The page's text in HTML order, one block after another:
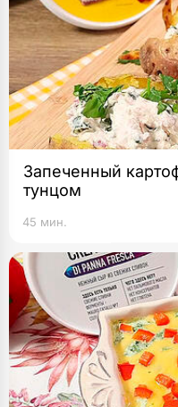
Запеченный
тунцом
45 мин.